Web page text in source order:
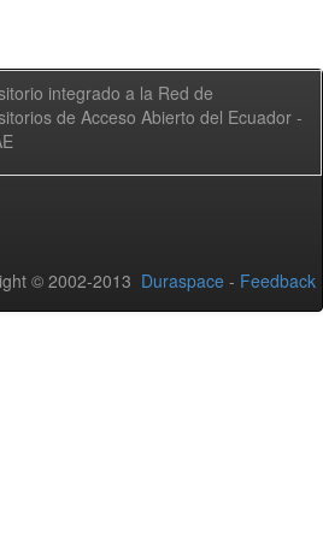
integrado a la Red de
de Acceso Abierto del Ecuador -
© 2002-2013 Duraspace - Feedback